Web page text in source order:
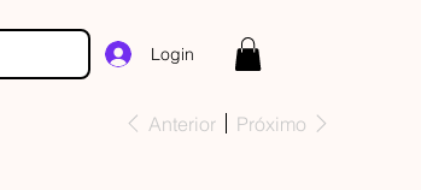
Login
Anterior Próximo